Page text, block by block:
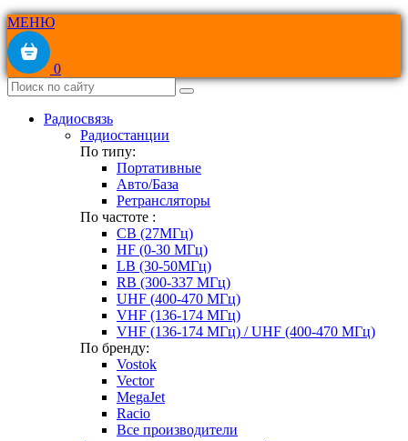
МЕНЮ
0
Радиосвязь
Радиостанции
По типу:
Портативные
Авто/База
Ретрансляторы
По частоте :
CB (27МГц)
HF (0-30 МГц)
LB (30-50МГц)
RB (300-337 МГц)
UHF (400-470 МГц)
VHF (136-174 МГц)
VHF (136-174 МГц) / UHF (400-470 МГц)
По бренду:
Vostok
Vector
MegaJet
Racio
Все производители